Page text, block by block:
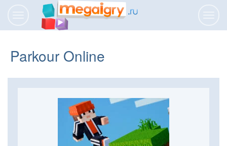
Переключить
навигацию
Parkour Online